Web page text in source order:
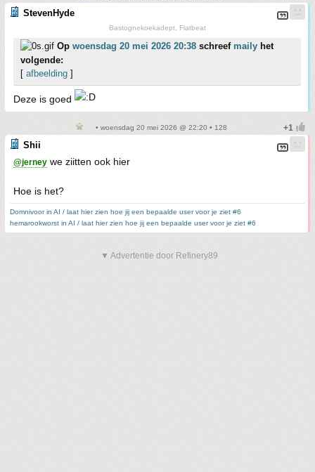
StevenHyde
Bastognekoekadept, Flatbeat
Op woensdag 20 mei 2026 20:38 schreef maily het
volgende:
[ afbeelding ]
Deze is goed
• woensdag 20 mei 2026 @ 22:20 • 128
Shii
@jerney we ziitten ook hier
Hoe is het?
Domnivoor in AI / laat hier zien hoe jij een bepaalde user voor je ziet #6
hemarookworst in AI / laat hier zien hoe jij een bepaalde user voor je ziet #6
▼ Advertentie door Refinery89